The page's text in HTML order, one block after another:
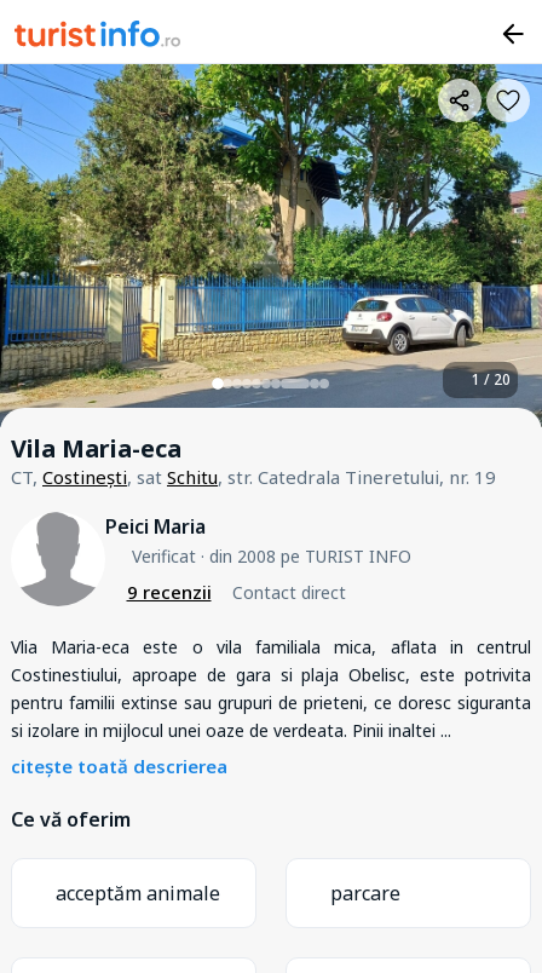
1 / 20
Vila Maria-eca
CT, Costinești, sat Schitu, str. Catedrala Tineretului, nr. 19
Peici Maria
Verificat· din 2008 pe TURIST INFO
9 recenzii Contact direct
Vlia Maria-eca este o vila familiala mica, aflata in centrul
Costinestiului, aproape de gara si plaja Obelisc, este potrivita
pentru familii extinse sau grupuri de prieteni, ce doresc siguranta
si izolare in mijlocul unei oaze de verdeata. Pinii inaltei ...
citește toată descrierea
Ce vă oferim
acceptăm animale parcare